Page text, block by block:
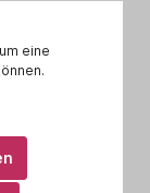
eine